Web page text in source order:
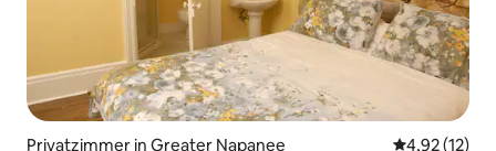
Privatzimmer in Greater Napanee
4,92 (12)